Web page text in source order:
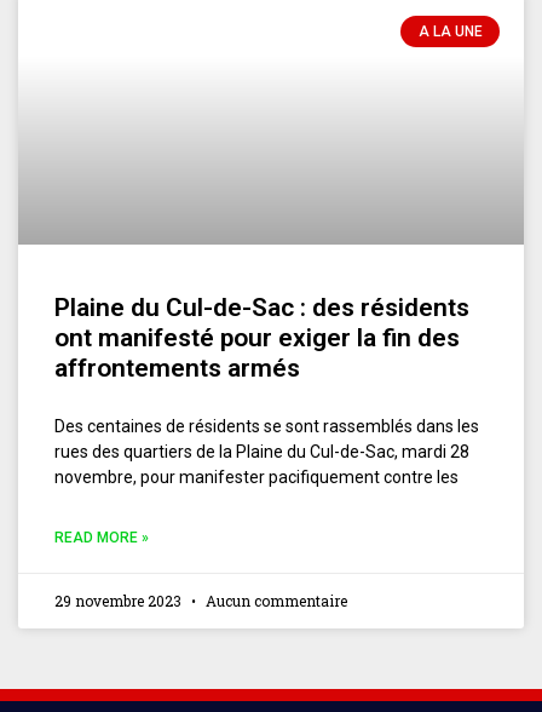
A LA UNE
Plaine du Cul-de-Sac : des résidents
ont manifesté pour exiger la fin des
affrontements armés
Des centaines de résidents se sont rassemblés dans les
rues des quartiers de la Plaine du Cul-de-Sac, mardi 28
novembre, pour manifester pacifiquement contre les
READ MORE »
29 novembre 2023 Aucun commentaire